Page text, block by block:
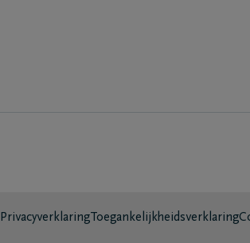
Privacyverklaring Toegankelijkheidsverklaring